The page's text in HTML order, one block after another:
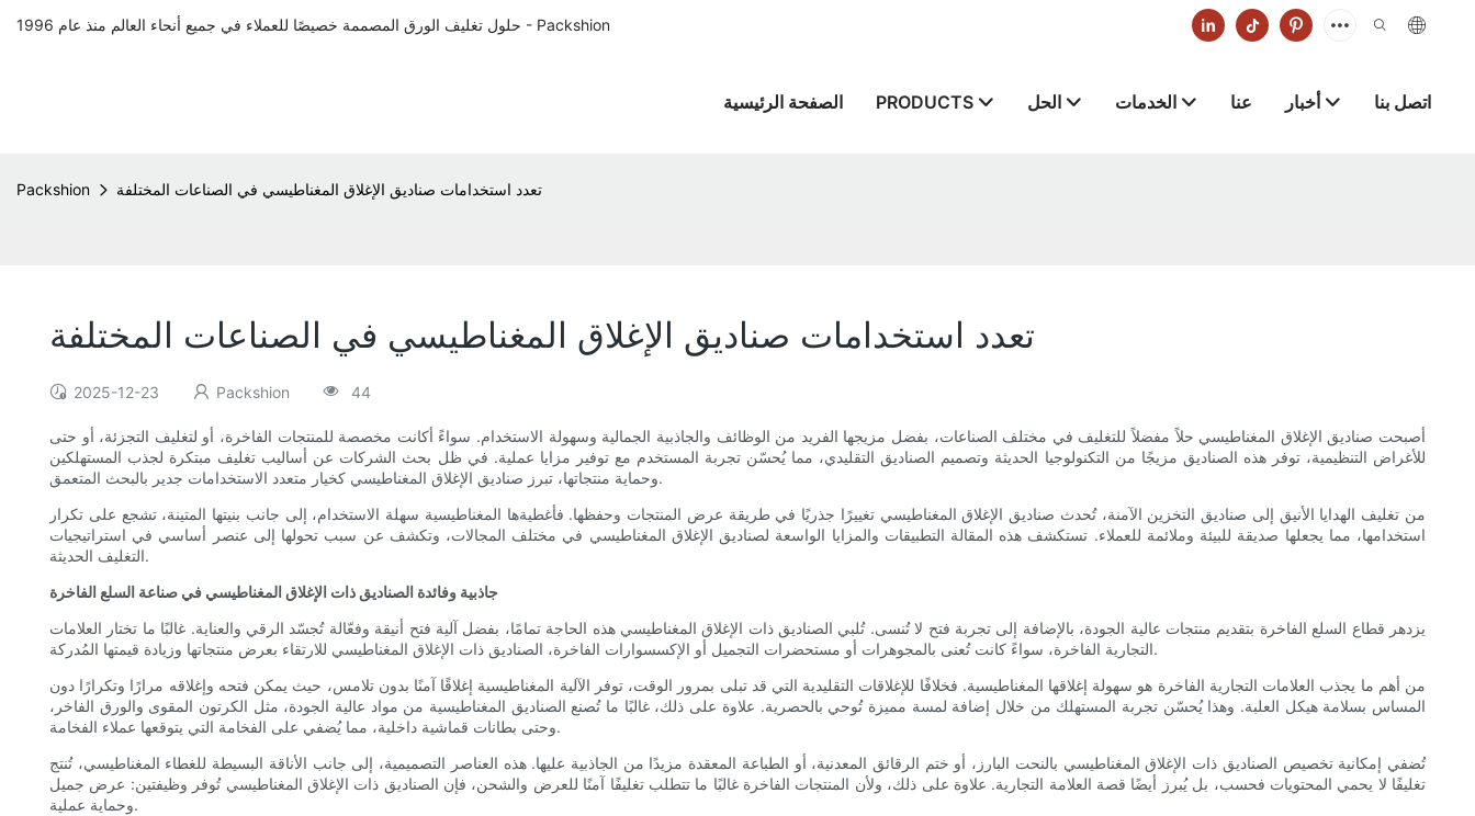
حلول تغليف الورق المصممة خصيصًا للعملاء في جميع أنحاء العالم منذ عام 1996 - Packshion
الصفحة الرئيسية PRODUCTS الحل الخدمات عنا أخبار اتصل بنا
Packshion تعدد استخدامات صناديق الإغلاق المغناطيسي في الصناعات المختلفة
تعدد استخدامات صناديق الإغلاق المغناطيسي في الصناعات المختلفة
2025-12-23 Packshion 44
أصبحت صناديق الإغلاق المغناطيسي حلاً مفضلاً للتغليف في مختلف الصناعات، بفضل مزيجها الفريد من الوظائف والجاذبية الجمالية وسهولة الاستخدام. سواءً أكانت مخصصة للمنتجات الفاخرة، أو لتغليف التجزئة، أو حتى
للأغراض التنظيمية، توفر هذه الصناديق مزيجًا من التكنولوجيا الحديثة وتصميم الصناديق التقليدي، مما يُحسّن تجربة المستخدم مع توفير مزايا عملية. في ظل بحث الشركات عن أساليب تغليف مبتكرة لجذب المستهلكين
وحماية منتجاتها، تبرز صناديق الإغلاق المغناطيسي كخيار متعدد الاستخدامات جدير بالبحث المتعمق.
من تغليف الهدايا الأنيق إلى صناديق التخزين الآمنة، تُحدث صناديق الإغلاق المغناطيسي تغييرًا جذريًا في طريقة عرض المنتجات وحفظها. فأغطيةها المغناطيسية سهلة الاستخدام، إلى جانب بنيتها المتينة، تشجع على تكرار
استخدامها، مما يجعلها صديقة للبيئة وملائمة للعملاء. تستكشف هذه المقالة التطبيقات والمزايا الواسعة لصناديق الإغلاق المغناطيسي في مختلف المجالات، وتكشف عن سبب تحولها إلى عنصر أساسي في استراتيجيات
التغليف الحديثة.
جاذبية وفائدة الصناديق ذات الإغلاق المغناطيسي في صناعة السلع الفاخرة
يزدهر قطاع السلع الفاخرة بتقديم منتجات عالية الجودة، بالإضافة إلى تجربة فتح لا تُنسى. تُلبي الصناديق ذات الإغلاق المغناطيسي هذه الحاجة تمامًا، بفضل آلية فتح أنيقة وفعّالة تُجسّد الرقي والعناية. غالبًا ما تختار العلامات
التجارية الفاخرة، سواءً كانت تُعنى بالمجوهرات أو مستحضرات التجميل أو الإكسسوارات الفاخرة، الصناديق ذات الإغلاق المغناطيسي للارتقاء بعرض منتجاتها وزيادة قيمتها المُدركة.
من أهم ما يجذب العلامات التجارية الفاخرة هو سهولة إغلاقها المغناطيسية. فخلافًا للإغلاقات التقليدية التي قد تبلى بمرور الوقت، توفر الآلية المغناطيسية إغلاقًا آمنًا بدون تلامس، حيث يمكن فتحه وإغلاقه مرارًا وتكرارًا دون
المساس بسلامة هيكل العلبة. وهذا يُحسّن تجربة المستهلك من خلال إضافة لمسة مميزة تُوحي بالحصرية. علاوة على ذلك، غالبًا ما تُصنع الصناديق المغناطيسية من مواد عالية الجودة، مثل الكرتون المقوى والورق الفاخر،
وحتى بطانات قماشية داخلية، مما يُضفي على الفخامة التي يتوقعها عملاء الفخامة.
تُضفي إمكانية تخصيص الصناديق ذات الإغلاق المغناطيسي بالنحت البارز، أو ختم الرقائق المعدنية، أو الطباعة المعقدة مزيدًا من الجاذبية عليها. هذه العناصر التصميمية، إلى جانب الأناقة البسيطة للغطاء المغناطيسي، تُنتج
تغليفًا لا يحمي المحتويات فحسب، بل يُبرز أيضًا قصة العلامة التجارية. علاوة على ذلك، ولأن المنتجات الفاخرة غالبًا ما تتطلب تغليفًا آمنًا للعرض والشحن، فإن الصناديق ذات الإغلاق المغناطيسي تُوفر وظيفتين: عرض جميل
وحماية عملية.